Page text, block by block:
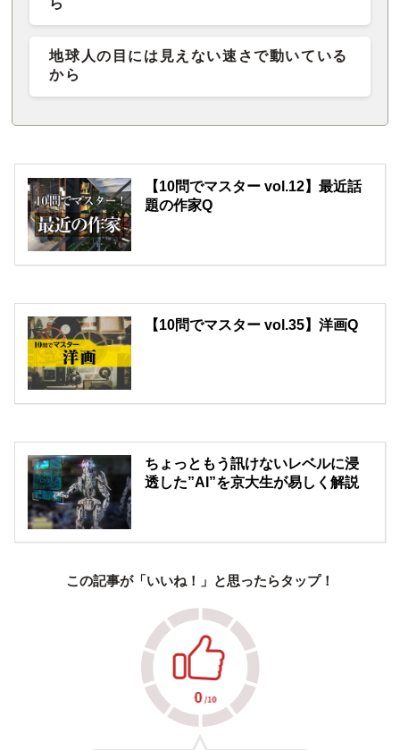
ら
地球人の目には見えない速さで動いている
から
【10問でマスター vol.12】最近話
題の作家Q
【10問でマスター vol.35】洋画Q
ちょっともう訊けないレベルに浸
透した”AI”を京大生が易しく解説
この記事が「いいね！」と思ったらタップ！